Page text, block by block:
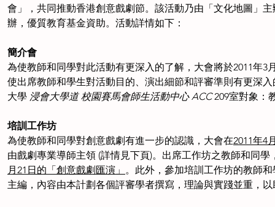
會」，共同推動香港創意戲劇節。該活動乃由「文化地圖」
辦，優質教育基金資助。活動詳情如下：
簡介會
為使教師和同學對此活動有更深入的了解，大會將於2011年
使出席教師和學生對活動目的、演出細節和評審準則有更深
大學 浸會大學道 校園賽馬會師生活動中心 ACC 209室對象：
培訓工作坊
為使教師和同學對創意戲劇有進一步的認識，大會在2011年4
由戲劇專業導師主領 (詳情見下頁)。出席工作坊之教師和同
月21日的「創意戲劇匯演」 。此外，參加培訓工作坊的教師
主編，內容由本計劃各個評審學者撰寫，理論與實踐並重，